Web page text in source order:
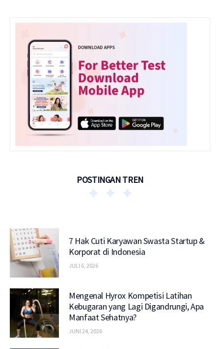
POSTINGAN TREN
7 Hak Cuti Karyawan Swasta Startup &
Korporat di Indonesia
JULI 6, 2026
Mengenal Hyrox Kompetisi Latihan
Kebugaran yang Lagi Digandrungi, Apa
Manfaat Sehatnya?
JUNI 24, 2026